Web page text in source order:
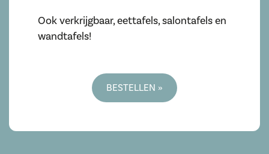
Ook verkrijgbaar, eettafels, salontafels en
wandtafels!
BESTELLEN »